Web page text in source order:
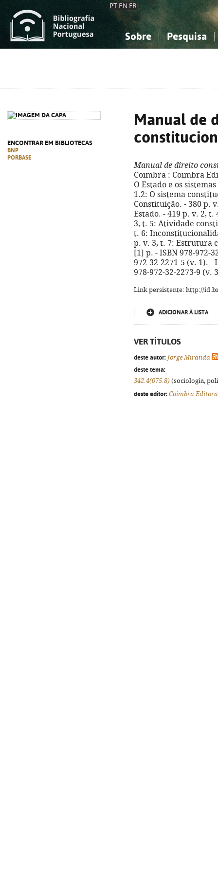
PT EN FR
Sobre Pesquisa
ENCONTRAR EM BIBLIOTECAS
BNP
PORBASE
Manual de
Manual de direito
Coimbra : Coimbra
O Estado e os
1.2: O sistema
Constituição. - 380 p.
Estado. - 419 p. v. 2,
3, t. 5: Atividade
t. 6:
p. v. 3, t. 7: Estrutura
[1] p. - ISBN 978-972-
972-32-2271-5 (v. 1). -
978-972-32-2273-9 (v.
Link persistente: http://
ADICIONAR À LISTA
VER TÍTULOS
deste autor: Jorge Miranda
deste tema:
342.4(075.8) (sociologia,
deste editor: Coimbra Editora